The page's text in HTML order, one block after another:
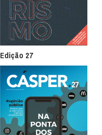
Edição 27